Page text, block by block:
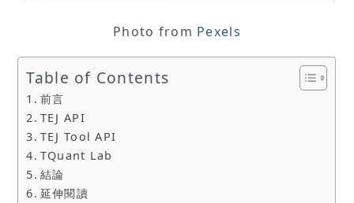
Photo from Pexels
Table of Contents
前言
TEJ API
TEJ Tool API
TQuant Lab
結論
延伸閱讀